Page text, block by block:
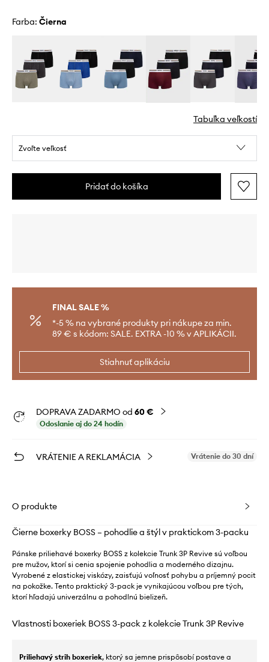
Farba: čierna
Tabuľka veľkostí
Zvoľte veľkosť
Pridať do košíka
FINAL SALE %
*-5 % na vybrané produkty pri nákupe za min.
89 € s kódom: SALE. EXTRA -10 % v APLIKÁCII.
Stiahnuť aplikáciu
DOPRAVA ZADARMO od 60 €
Odoslanie aj do 24 hodín
VRÁTENIE A REKLAMÁCIA Vrátenie do 30 dní
O produkte
Čierne boxerky BOSS – pohodlie a štýl v praktickom 3-packu
Pánske priliehavé boxerky BOSS z kolekcie Trunk 3P Revive sú voľbou
pre mužov, ktorí si cenia spojenie pohodlia a moderného dizajnu.
Vyrobené z elastickej viskózy, zaisťujú voľnosť pohybu a príjemný pocit
na pokožke. Tento praktický 3-pack je vynikajúcou voľbou pre tých,
ktorí hľadajú univerzálnu a pohodlnú bielizeň.
Vlastnosti boxeriek BOSS 3-pack z kolekcie Trunk 3P Revive
Priliehavý strih boxeriek, ktorý sa jemne prispôsobí postave a